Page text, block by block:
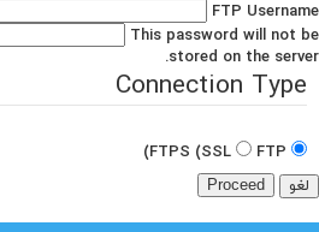
FTP Username
This password will not be
stored on the server.
Connection Type
FTP
FTPS (SSL)
لغو